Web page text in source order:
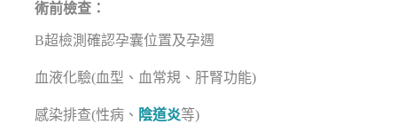
術前檢查：
B超檢測確認孕囊位置及孕週
血液化驗(血型、血常規、肝腎功能)
感染排查(性病、 陰道炎等)